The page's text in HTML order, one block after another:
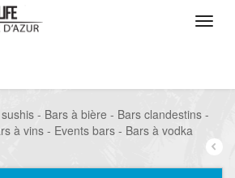
- Bars à bière - Bars clandestins -
à vins - Events bars - Bars à vodka